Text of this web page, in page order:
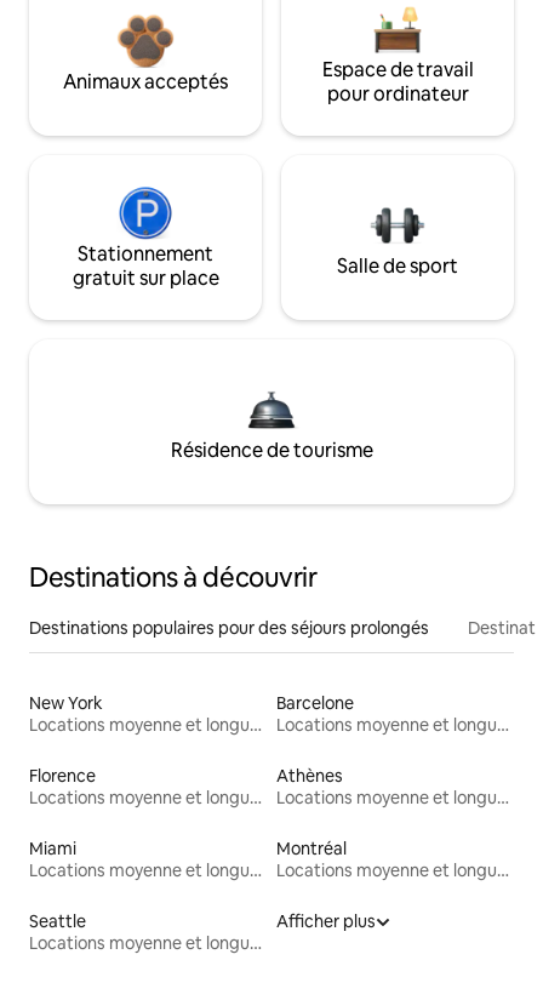
Animaux acceptés
Espace de travail
pour ordinateur
Stationnement
gratuit sur place
Salle de sport
Résidence de tourisme
Destinations à découvrir
Destinations populaires pour des séjours prolongés
New York
Locations moyenne et longue durée
Barcelone
Locations moyenne et longue durée
Florence
Locations moyenne et longue durée
Athènes
Locations moyenne et longue durée
Miami
Locations moyenne et longue durée
Montréal
Locations moyenne et longue durée
Seattle
Locations moyenne et longue durée
Afficher plus